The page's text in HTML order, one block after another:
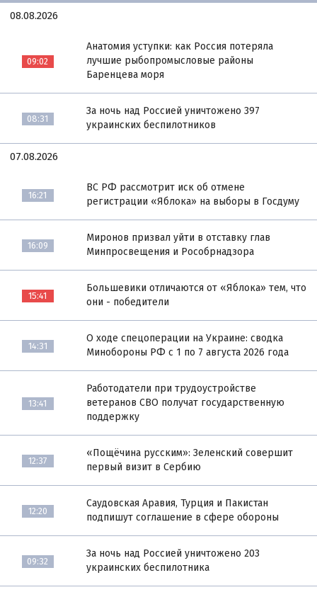
08.08.2026
09:02
Анатомия уступки: как Россия потеряла
лучшие рыбопромысловые районы
Баренцева моря
08:31
За ночь над Россией уничтожено 397
украинских беспилотников
07.08.2026
16:21
ВС РФ рассмотрит иск об отмене
регистрации «Яблока» на выборы в Госдуму
16:09
Миронов призвал уйти в отставку глав
Минпросвещения и Рособрнадзора
15:41
Большевики отличаются от «Яблока» тем, что
они - победители
14:31
О ходе спецоперации на Украине: сводка
Минобороны РФ с 1 по 7 августа 2026 года
13:41
Работодатели при трудоустройстве
ветеранов СВО получат государственную
поддержку
12:37
«Пощёчина русским»: Зеленский совершит
первый визит в Сербию
12:20
Саудовская Аравия, Турция и Пакистан
подпишут соглашение в сфере обороны
09:32
За ночь над Россией уничтожено 203
украинских беспилотника